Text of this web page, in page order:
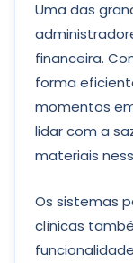
Uma das
financeira.
forma
momentos
lidar com a
materiais
Os sistemas
clínicas